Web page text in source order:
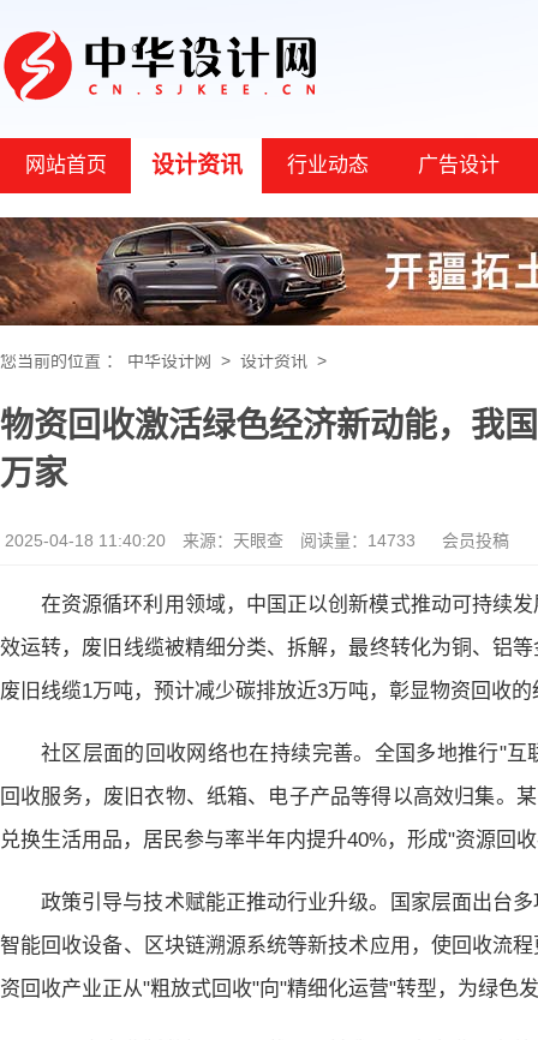
网站首页 设计资讯 行业动态 广告设计
您当前的位置 ： 中华设计网 > 设计资讯 >
物资回收激活绿色经济新动能，我
万家
2025-04-18 11:40:20 来源：天眼查 阅读量：14733 会员投稿
在资源循环利用领域，中国正以创新模式推动可持续
效运转，废旧线缆被精细分类、拆解，最终转化为铜、铝
废旧线缆1万吨，预计减少碳排放近3万吨，彰显物资回收
社区层面的回收网络也在持续完善。全国多地推行"
回收服务，废旧衣物、纸箱、电子产品等得以高效归集。
兑换生活用品，居民参与率半年内提升40%，形成"资源回
政策引导与技术赋能正推动行业升级。国家层面出台
智能回收设备、区块链溯源系统等新技术应用，使回收流
资回收产业正从"粗放式回收"向"精细化运营"转型，为绿色